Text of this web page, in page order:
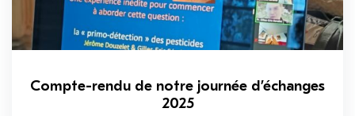
Compte-rendu de notre journée d’échanges
2025